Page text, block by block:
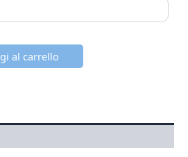
al carrello